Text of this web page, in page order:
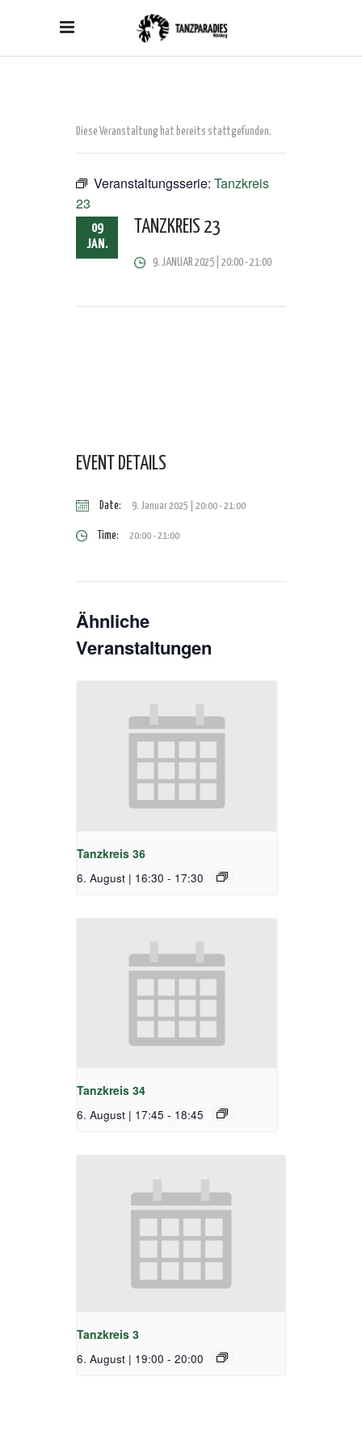
Diese Veranstaltung hat bereits stattgefunden.
Veranstaltungsserie: Tanzkreis
23
09
JAN.
TANZKREIS 23
9. JANUAR 2025 | 20:00-21:00
EVENT DETAILS
Date: 9. Januar 2025 | 20:00-21:00
Time: 20:00 - 21:00
Ähnliche
Veranstaltungen
Tanzkreis 36
6. August | 16:30 - 17:30
Tanzkreis 34
6. August | 17:45 - 18:45
Tanzkreis 3
6. August | 19:00 - 20:00